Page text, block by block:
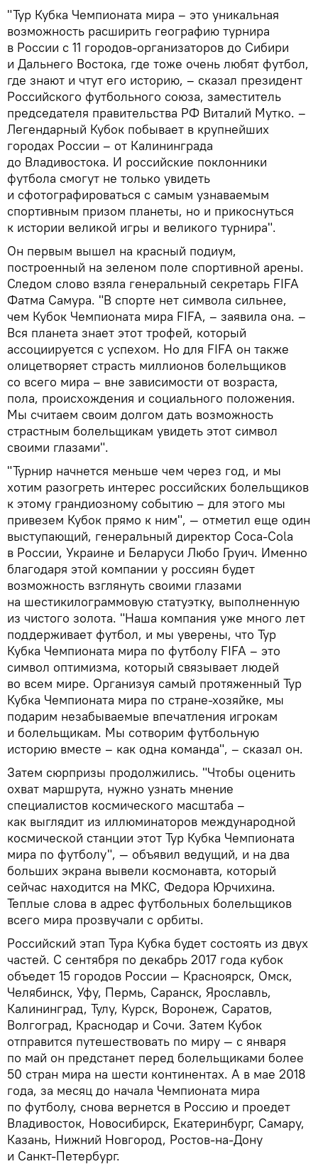
"Тур Кубка Чемпионата мира – это уникальная
возможность расширить географию турнира
в России с 11 городов-организаторов до Сибири
и Дальнего Востока, где тоже очень любят футбол,
где знают и чтут его историю, – сказал президент
Российского футбольного союза, заместитель
председателя правительства РФ Виталий Мутко. –
Легендарный Кубок побывает в крупнейших
городах России – от Калининграда
до Владивостока. И российские поклонники
футбола смогут не только увидеть
и сфотографироваться с самым узнаваемым
спортивным призом планеты, но и прикоснуться
к истории великой игры и великого турнира".
Он первым вышел на красный подиум,
построенный на зеленом поле спортивной арены.
Следом слово взяла генеральный секретарь FIFA
Фатма Самура. "В спорте нет символа сильнее,
чем Кубок Чемпионата мира FIFA, – заявила она. –
Вся планета знает этот трофей, который
ассоциируется с успехом. Но для FIFA он также
олицетворяет страсть миллионов болельщиков
со всего мира – вне зависимости от возраста,
пола, происхождения и социального положения.
Мы считаем своим долгом дать возможность
страстным болельщикам увидеть этот символ
своими глазами".
"Турнир начнется меньше чем через год, и мы
хотим разогреть интерес российских болельщиков
к этому грандиозному событию – для этого мы
привезем Кубок прямо к ним", — отметил еще один
выступающий, генеральный директор Coca-Cola
в России, Украине и Беларуси Любо Груич. Именно
благодаря этой компании у россиян будет
возможность взглянуть своими глазами
на шестикилограммовую статуэтку, выполненную
из чистого золота. "Наша компания уже много лет
поддерживает футбол, и мы уверены, что Тур
Кубка Чемпионата мира по футболу FIFA – это
символ оптимизма, который связывает людей
во всем мире. Организуя самый протяженный Тур
Кубка Чемпионата мира по стране-хозяйке, мы
подарим незабываемые впечатления игрокам
и болельщикам. Мы сотворим футбольную
историю вместе – как одна команда", – сказал он.
Затем сюрпризы продолжились. "Чтобы оценить
охват маршрута, нужно узнать мнение
специалистов космического масштаба –
как выглядит из иллюминаторов международной
космической станции этот Тур Кубка Чемпионата
мира по футболу", — объявил ведущий, и на два
больших экрана вывели космонавта, который
сейчас находится на МКС, Федора Юрчихина.
Теплые слова в адрес футбольных болельщиков
всего мира прозвучали с орбиты.
Российский этап Тура Кубка будет состоять из двух
частей. С сентября по декабрь 2017 года кубок
объедет 15 городов России — Красноярск, Омск,
Челябинск, Уфу, Пермь, Саранск, Ярославль,
Калининград, Тулу, Курск, Воронеж, Саратов,
Волгоград, Краснодар и Сочи. Затем Кубок
отправится путешествовать по миру — с января
по май он предстанет перед болельщиками более
50 стран мира на шести континентах. А в мае 2018
года, за месяц до начала Чемпионата мира
по футболу, снова вернется в Россию и проедет
Владивосток, Новосибирск, Екатеринбург, Самару,
Казань, Нижний Новгород, Ростов-на-Дону
и Санкт-Петербург.